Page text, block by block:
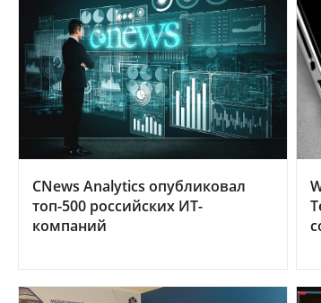
CNews Analytics опубликовал
топ-500 российских ИТ-
компаний